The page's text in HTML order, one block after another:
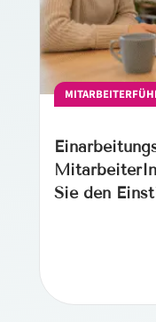
Sie den